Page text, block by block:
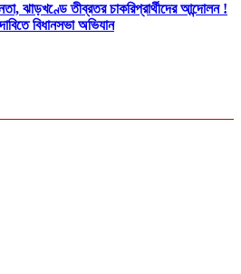
ঝাড়খণ্ডে তীব্রতর চাকরিপ্রার্থীদের আন্দোলন !
বিধানসভা অভিযান